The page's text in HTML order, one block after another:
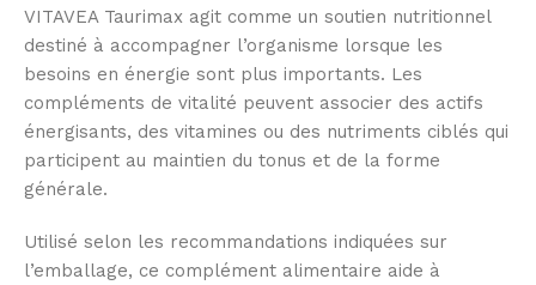
VITAVEA Taurimax agit comme un soutien nutritionnel
destiné à accompagner l’organisme lorsque les
besoins en énergie sont plus importants. Les
compléments de vitalité peuvent associer des actifs
énergisants, des vitamines ou des nutriments ciblés qui
participent au maintien du tonus et de la forme
générale.
Utilisé selon les recommandations indiquées sur
l’emballage, ce complément alimentaire aide à